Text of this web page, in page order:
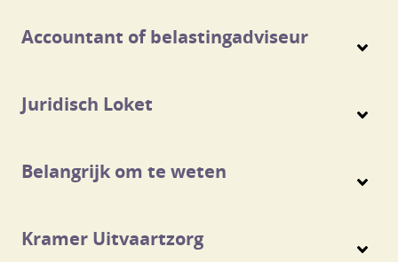
Accountant of belastingadviseur
Juridisch Loket
Belangrijk om te weten
Kramer Uitvaartzorg